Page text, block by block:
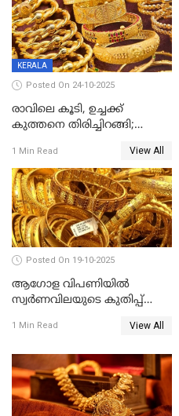
KERALA
Posted On 24-10-2025
രാവിലെ കൂടി, ഉച്ചക്ക്
കുത്തനെ തിരിച്ചിറങ്ങി;
കുറഞ്ഞു
1 Min Read View All
Posted On 19-10-2025
ആഗോള വിപണിയിൽ
സ്വർണവിലയുടെ കുതിപ്പ്
1 Min Read View All